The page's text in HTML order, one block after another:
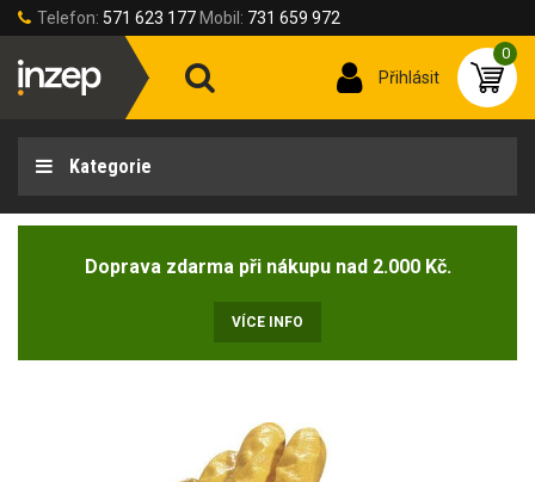
Telefon: 571 623 177 Mobil: 731 659 972
Přihlásit
0
Kategorie
Doprava zdarma při nákupu nad 2.000 Kč.
VÍCE INFO